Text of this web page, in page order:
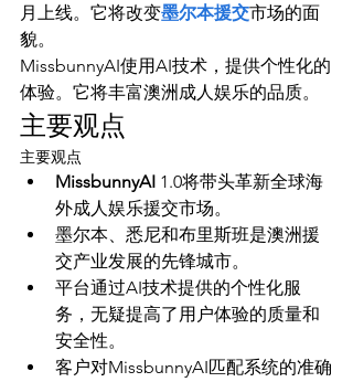
月上线。它将改变墨尔本援交市场的面
貌。
MissbunnyAI使用AI技术，提供个性化的
体验。它将丰富澳洲成人娱乐的品质。
主要观点
主要观点
MissbunnyAI 1.0将带头革新全球海
外成人娱乐援交市场。
墨尔本、悉尼和布里斯班是澳洲援
交产业发展的先锋城市。
平台通过AI技术提供的个性化服
务，无疑提高了用户体验的质量和
安全性。
客户对MissbunnyAI匹配系统的准确